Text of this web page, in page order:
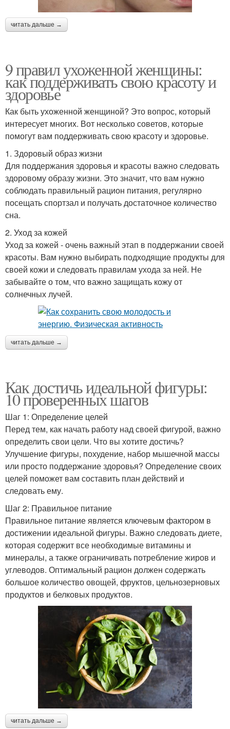
читать дальше →
9 правил ухоженной женщины:
как поддерживать свою красоту и
здоровье
Как быть ухоженной женщиной? Это вопрос, который
интересует многих. Вот несколько советов, которые
помогут вам поддерживать свою красоту и здоровье.
1. Здоровый образ жизни
Для поддержания здоровья и красоты важно следовать
здоровому образу жизни. Это значит, что вам нужно
соблюдать правильный рацион питания, регулярно
посещать спортзал и получать достаточное количество
сна.
2. Уход за кожей
Уход за кожей - очень важный этап в поддержании своей
красоты. Вам нужно выбирать подходящие продукты для
своей кожи и следовать правилам ухода за ней. Не
забывайте о том, что важно защищать кожу от
солнечных лучей.
читать дальше →
Как достичь идеальной фигуры:
10 проверенных шагов
Шаг 1: Определение целей
Перед тем, как начать работу над своей фигурой, важно
определить свои цели. Что вы хотите достичь?
Улучшение фигуры, похудение, набор мышечной массы
или просто поддержание здоровья? Определение своих
целей поможет вам составить план действий и
следовать ему.
Шаг 2: Правильное питание
Правильное питание является ключевым фактором в
достижении идеальной фигуры. Важно следовать диете,
которая содержит все необходимые витамины и
минералы, а также ограничивать потребление жиров и
углеводов. Оптимальный рацион должен содержать
большое количество овощей, фруктов, цельнозерновых
продуктов и белковых продуктов.
читать дальше →